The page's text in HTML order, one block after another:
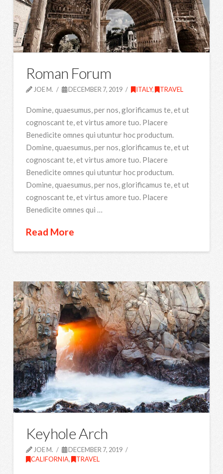
Roman Forum
JOE M. DECEMBER 7, 2019 ITALY, TRAVEL
Domine, quaesumus, per nos, glorificamus te, et ut
cognoscant te, et virtus amore tuo. Placere
Benedicite omnes qui utuntur hoc productum.
Domine, quaesumus, per nos, glorificamus te, et ut
cognoscant te, et virtus amore tuo. Placere
Benedicite omnes qui utuntur hoc productum.
Domine, quaesumus, per nos, glorificamus te, et ut
cognoscant te, et virtus amore tuo. Placere
Benedicite omnes qui …
Read More
Keyhole Arch
JOE M.
DECEMBER 7, 2019
CALIFORNIA, TRAVEL